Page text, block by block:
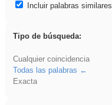
Incluir palabras similares
Tipo de búsqueda:
Cualquier coincidencia
Todas las palabras
Exacta